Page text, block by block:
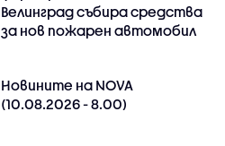
Велинград събира средства
за нов пожарен автомобил
Новините на NOVA
(10.08.2026 - 8.00)